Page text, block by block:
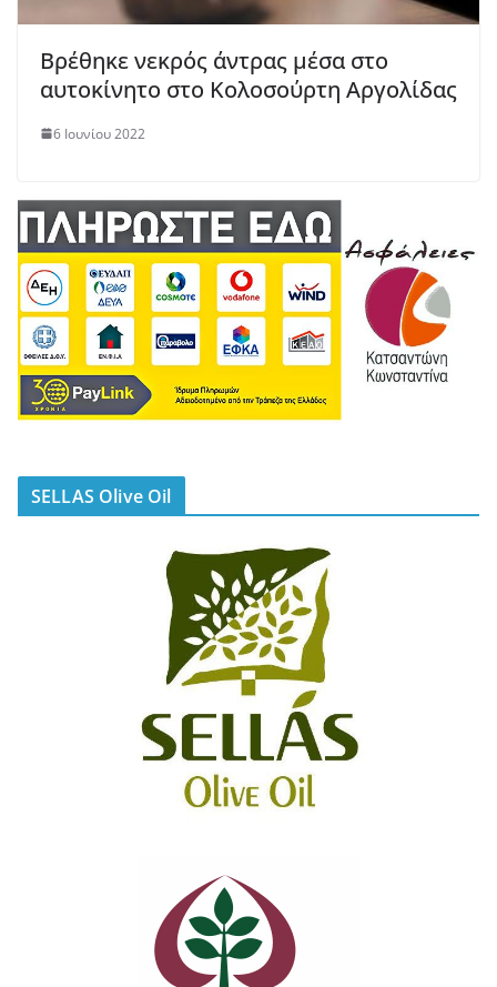
Βρέθηκε νεκρός άντρας μέσα στο
αυτοκίνητο στο Κολοσούρτη Αργολίδας
6 Ιουνίου 2022
SELLAS Olive Oil